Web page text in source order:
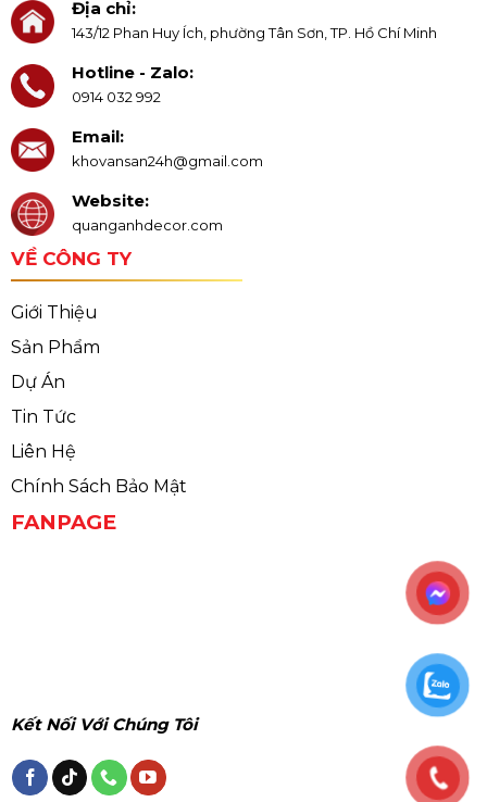
Địa chỉ:
143/12 Phan Huy Ích, phường Tân Sơn, TP. Hồ Chí Minh
Hotline - Zalo:
0914 032 992
Email:
khovansan24h@gmail.com
Website:
quanganhdecor.com
VỀ CÔNG TY
Giới Thiệu
Sản Phẩm
Dự Án
Tin Tức
Liên Hệ
Chính Sách Bảo Mật
FANPAGE
Kết Nối Với Chúng Tôi